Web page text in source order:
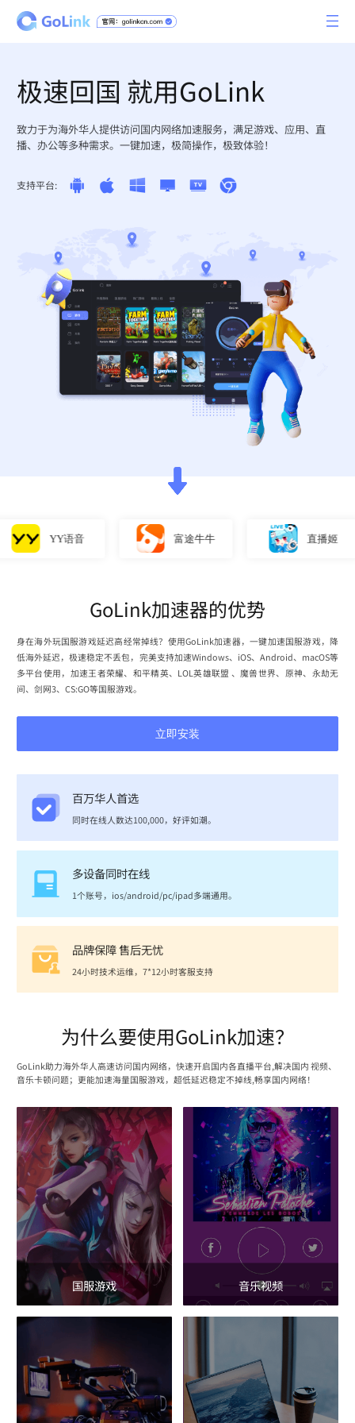
极速回国 就用GoLink
致力于为海外华人提供访问国内网络加速服务，满足游戏、应用、直
播、办公等多种需求。一键加速，极简操作，极致体验！
支持平台:
YY语音 富途牛牛 直播姬
GoLink加速器的优势
身在海外玩国服游戏延迟高经常掉线？使用GoLink加速器，一键加速国服游戏，降
低海外延迟，极速稳定不丢包，完美支持加速Windows、iOS、Android、macOS等
多平台使用，加速王者荣耀、和平精英、LOL英雄联盟 、魔兽世界、原神、永劫无
间、剑网3、CS:GO等国服游戏。
立即安装
百万华人首选
同时在线人数达100,000，好评如潮。
多设备同时在线
1个账号，ios/android/pc/ipad多端通用。
品牌保障 售后无忧
24小时技术运维，7*12小时客服支持
为什么要使用GoLink加速？
GoLink助力海外华人高速访问国内网络，快速开启国内各直播平台,解决国内 视频、
音乐卡顿问题；更能加速海量国服游戏，超低延迟稳定不掉线,畅享国内网络！
国服游戏 音乐视频